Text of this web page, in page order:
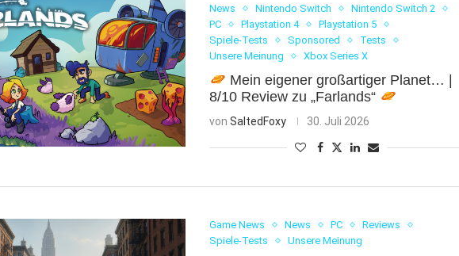
News
Nintendo Switch
Nintendo Switch 2
PC
Playstation 4
Playstation 5
Spiele-Tests
Sponsored
Tests
Unsere Meinung
Xbox Series X
Mein eigener großartiger Planet… |
8/10 Review zu „Farlands“
vonSaltedFoxy 30. Juli 2026
Game News News PC
Reviews
Spiele-Tests
Unsere Meinung